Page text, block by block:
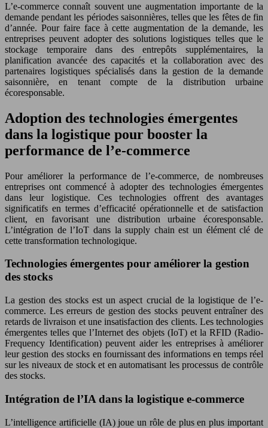
L’e-commerce connaît souvent une augmentation importante de la
demande pendant les périodes saisonnières, telles que les fêtes de fin
d’année. Pour faire face à cette augmentation de la demande, les
entreprises peuvent adopter des solutions logistiques telles que le
stockage temporaire dans des entrepôts supplémentaires, la
planification avancée des capacités et la collaboration avec des
partenaires logistiques spécialisés dans la gestion de la demande
saisonnière, en tenant compte de la distribution urbaine
écoresponsable.
Adoption des technologies émergentes
dans la logistique pour booster la
performance de l’e-commerce
Pour améliorer la performance de l’e-commerce, de nombreuses
entreprises ont commencé à adopter des technologies émergentes
dans leur logistique. Ces technologies offrent des avantages
significatifs en termes d’efficacité opérationnelle et de satisfaction
client, en favorisant une distribution urbaine écoresponsable.
L’intégration de l’IoT dans la supply chain est un élément clé de
cette transformation technologique.
Technologies émergentes pour améliorer la gestion
des stocks
La gestion des stocks est un aspect crucial de la logistique de l’e-
commerce. Les erreurs de gestion des stocks peuvent entraîner des
retards de livraison et une insatisfaction des clients. Les technologies
émergentes telles que l’Internet des objets (IoT) et la RFID (Radio-
Frequency Identification) peuvent aider les entreprises à améliorer
leur gestion des stocks en fournissant des informations en temps réel
sur les niveaux de stock et en automatisant les processus de contrôle
des stocks.
Intégration de l’IA dans la logistique e-commerce
L’intelligence artificielle (IA) joue un rôle de plus en plus important